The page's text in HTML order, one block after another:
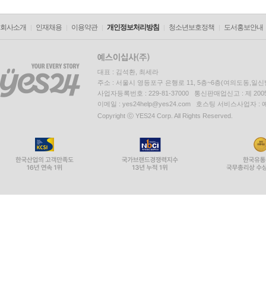
회사소개 인재채용 이용약관 개인정보처리방침 청소년보호정책 도서홍보안내
대표 : 김석환, 최세라
주소 : 서울시 영등포구 은행로 11, 5층~6층(여의도동,일신
사업자등록번호 : 229-81-37000 통신판매업신고 : 제
이메일 : yes24help@yes24.com 호스팅 서비스사업자 :
Copyright ⓒ YES24 Corp. All Rights Reserved.